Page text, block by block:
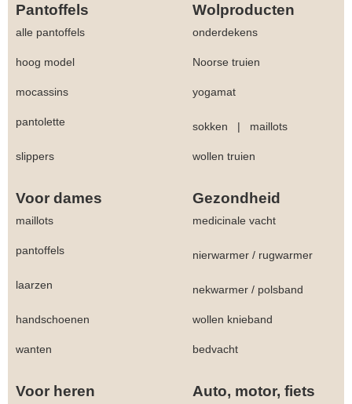
Pantoffels Wolproducten
alle pantoffels onderdekens
hoog model Noorse truien
mocassins yogamat
pantolette sokken | maillots
slippers wollen truien
Voor dames Gezondheid
maillots medicinale vacht
pantoffels nierwarmer / rugwarmer
laarzen nekwarmer / polsband
handschoenen wollen knieband
wanten bedvacht
Voor heren Auto, motor, fiets